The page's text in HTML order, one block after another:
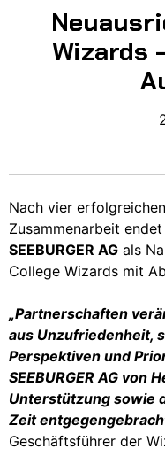
Wizards
Nach vier
Zusammenarbeit
SEEBURGER AG als
College Wizards mit
„Partnerschaften
aus Unzufriedenheit,
Perspektiven und
SEEBURGER AG von
Unterstützung sowie
Zeit
Geschäftsführer der